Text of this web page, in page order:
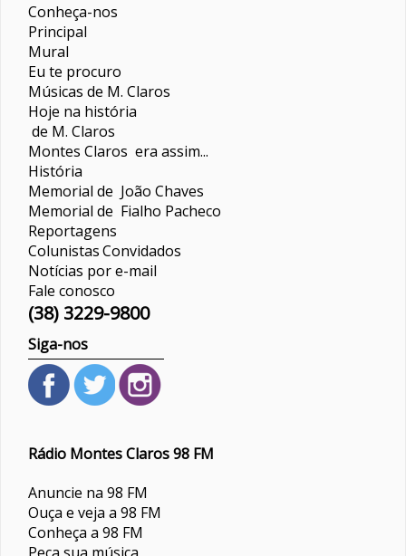
Conheça-nos
Principal
Mural
Eu te procuro
Músicas de M. Claros
Hoje na história
de M. Claros
Montes Claros era assim...
História
Memorial de João Chaves
Memorial de Fialho Pacheco
Reportagens
ColunistasConvidados
Notícias por e-mail
Fale conosco
(38) 3229-9800
Siga-nos
Rádio Montes Claros 98 FM
Anuncie na 98 FM
Ouça e veja a 98 FM
Conheça a 98 FM